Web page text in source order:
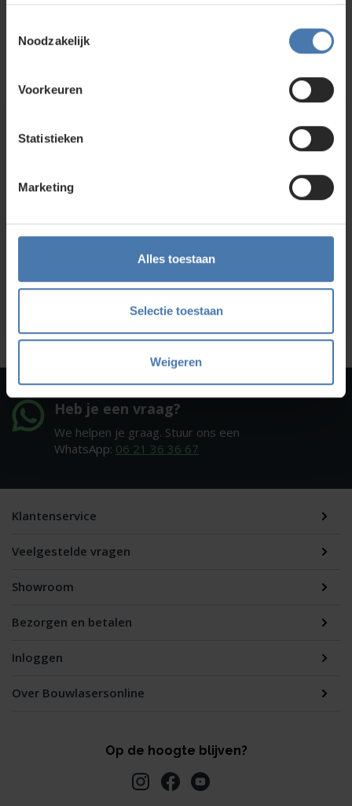
Noodzakelijk
Voorkeuren
Statistieken
Marketing
Alles toestaan
Selectie toestaan
Weigeren
Neem contact met ons op of of bezoek onze showroom in
kan ook. Ontdek
ons assortiment aan
, meetinstrumenten en
Onze showroom
Kom je langs?
Heb je een vraag?
We helpen je graag. Stuur ons een
WhatsApp: 06 21 36 36 67
Klantenservice
Veelgestelde vragen
Showroom
Bezorgen en betalen
Inloggen
Over Bouwlasersonline
Op de hoogte blijven?